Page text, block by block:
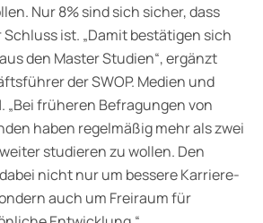
Nur 8% sind sich sicher, dass
ist. „Damit bestätigen sich
den Master Studien“, ergänzt
der SWOP. Medien und
„Bei früheren Befragungen von
haben regelmäßig mehr als zwei
studieren zu wollen. Den
nicht nur um bessere Karriere-
auch um Freiraum für